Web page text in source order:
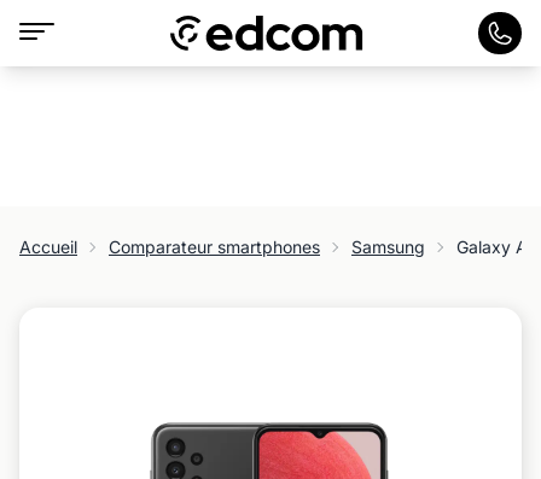
Accueil Comparateur smartphones Samsung Galaxy